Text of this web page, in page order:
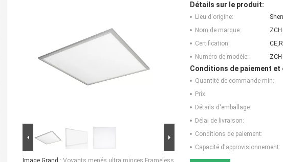
Détails sur le produit:
Lieu d'origine:
Nom de marque:
ZCH
Certification:
Numéro de modèle:
Conditions de paiement et
Quantité de commande min:
Prix:
Détails d'emballage:
Délai de livraison:
Conditions de paiement:
Capacité d'approvisionnement: